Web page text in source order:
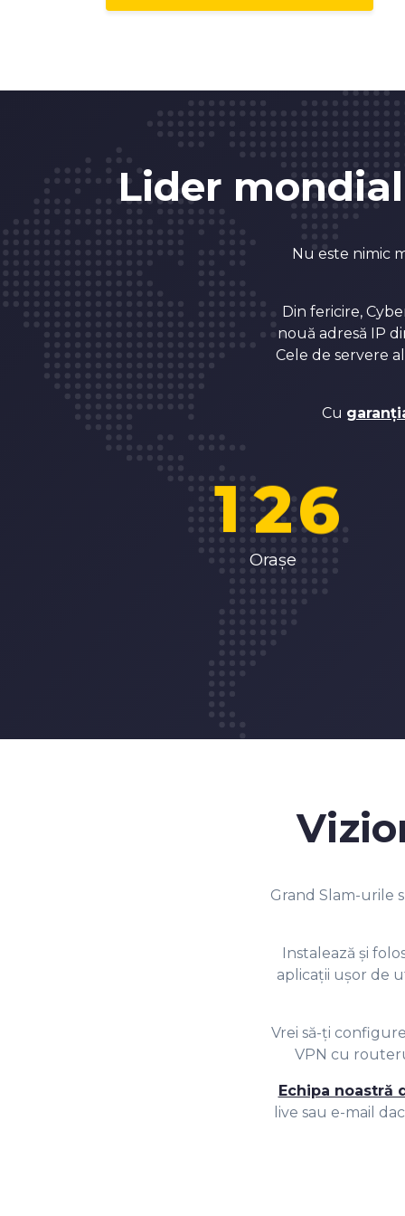
Lider
Nu este nimic
Din fericire,
nouă adresă IP
Cele de servere
Cu
1
6
7
8
9
0
2
3
8
9
0
1
2
3
4
5
6
Orașe
Grand Slam-urile
Instalează și
aplicații ușor de
Vrei să-ți
VPN cu
Echipa noastră
live sau e-mail